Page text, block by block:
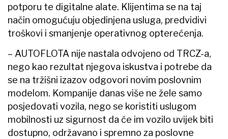
potporu te digitalne alate. Klijentima se na taj
način omogućuju objedinjena usluga, predvidivi
troškovi i smanjenje operativnog opterećenja.
–​ AUTOFLOTA nije nastala odvojeno od TRCZ-a,
nego kao rezultat njegova iskustva i potrebe da
se na tržišni izazov odgovori novim poslovnim
modelom. Kompanije danas više ne žele samo
posjedovati vozila, nego se koristiti uslugom
mobilnosti uz sigurnost da će im vozilo uvijek biti
dostupno, održavano i spremno za poslovne